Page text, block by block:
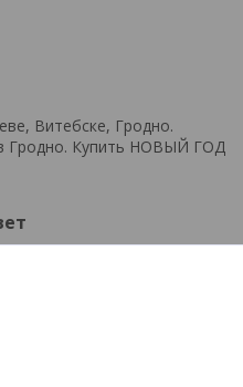
Витебске, Гродно.
Гродно. Купить НОВЫЙ ГОД